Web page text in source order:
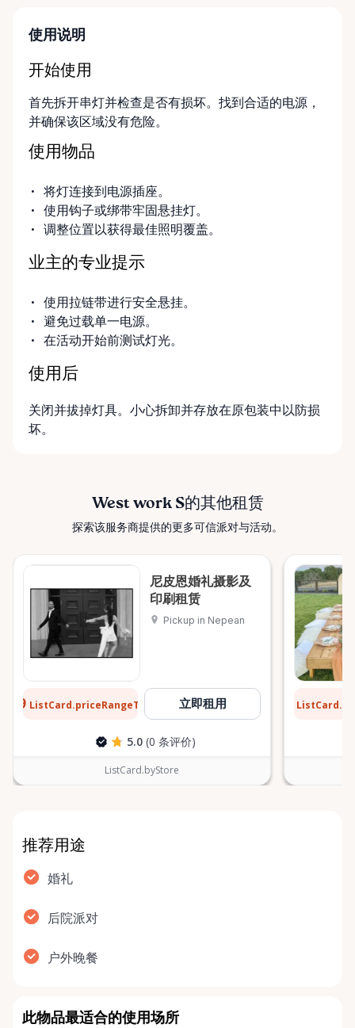
使用说明
开始使用
首先拆开串灯并检查是否有损坏。找到合适的电源，
并确保该区域没有危险。
使用物品
将灯连接到电源插座。
使用钩子或绑带牢固悬挂灯。
调整位置以获得最佳照明覆盖。
业主的专业提示
使用拉链带进行安全悬挂。
避免过载单一电源。
在活动开始前测试灯光。
使用后
关闭并拔掉灯具。小心拆卸并存放在原包装中以防损
坏。
West work S的其他租赁
探索该服务商提供的更多可信派对与活动。
尼皮恩婚礼摄影及
印刷租赁
Pickup in Nepean
ListCard.priceRangeTo 立即租用
5.0 (0 条评价)
ListCard.byStore
推荐用途
婚礼
后院派对
户外晚餐
此物品最适合的使用场所